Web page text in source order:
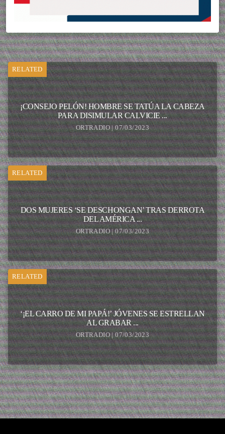
RELATED
¡CONSEJO PELÓN! HOMBRE SE TATÚA LA CABEZA
PARA DISIMULAR CALVICIE ...
ORTRADIO | 07/03/2023
RELATED
DOS MUJERES ‘SE DESCHONGAN’ TRAS DERROTA
DEL AMÉRICA ...
ORTRADIO | 07/03/2023
RELATED
‘¡EL CARRO DE MI PAPÁ!’ JÓVENES SE ESTRELLAN
AL GRABAR ...
ORTRADIO | 07/03/2023